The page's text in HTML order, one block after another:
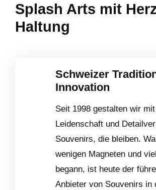
Splash Arts mit
Haltung
Schweizer
Innovation
Seit 1998 gestalten wir mit
Leidenschaft und
Souvenirs, die bleiben.
wenigen Magneten und
begann, ist heute der
Anbieter von Souvenirs in